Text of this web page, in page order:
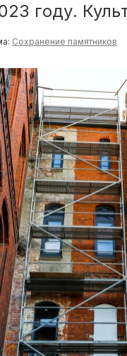
году.
Сохранение памятников